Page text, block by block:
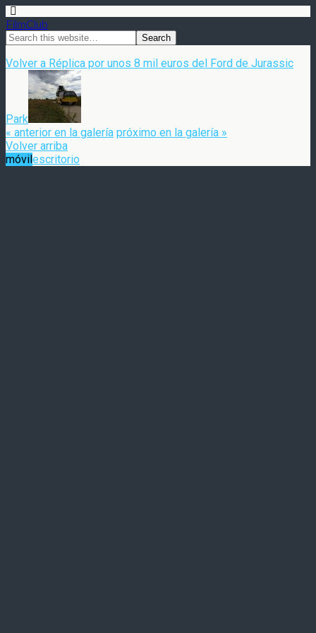
FilmClub
Volver a Réplica por unos 8 mil euros del Ford de Jurassic
Park
« anterior en la galería próximo en la galería »
Volver arriba
móvilescritorio